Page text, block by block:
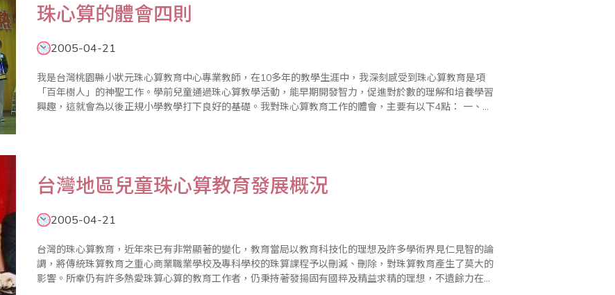
珠心算的體會四則
2005-04-21
我是台灣桃園縣小狀元珠心算教育中心專業教師，在10多年的教學生涯中，我深刻感受到珠心算教育是項
「百年樹人」的神聖工作。學前兒童通過珠心算教學活動，能早期開發智力，促進對於數的理解和培養學習
興趣，這就會為以後正規小學教學打下良好的基礎。我對珠心算教育工作的體會，主要有以下4點： 一、教
台灣地區兒童珠心算教育發展概況
2005-04-21
台灣的珠心算教育，近年來已有非常顯著的變化，教育當局以教育科技化的理想及許多學術界見仁見智的論
調，將傳統珠算教育之重心商業職業學校及專科學校的珠算課程予以刪減、刪除，對珠算教育產生了莫大的
影響。所幸仍有許多熱愛珠算心算的教育工作者，仍秉持著發揚固有國粹及精益求精的理想，不遺餘力在各